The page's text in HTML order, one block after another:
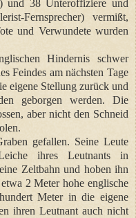
und 38 Unteroffiziere und
Fernsprecher) vermißt,
und Verwundete wurden
Hindernis schwer
Feindes am nächsten Tage
eigene Stellung zurück und
geborgen werden. Die
aber nicht den Schneid
gefallen. Seine Leute
ihres Leutnants in
Zeltbahn und hoben ihn
2 Meter hohe englische
Meter in die eigene
ihren Leutnant auch nicht